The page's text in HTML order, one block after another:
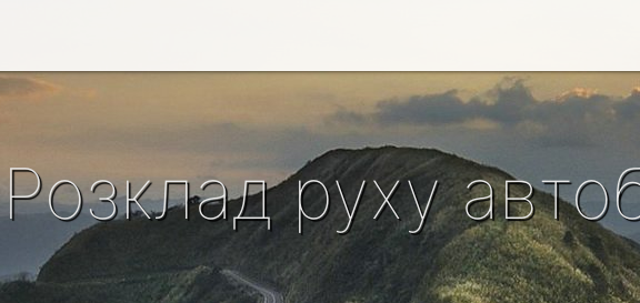
Розклад руху